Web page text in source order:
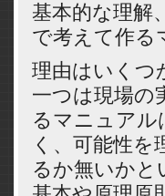
基本的な理解
で考えて作る
理由はいくつ
一つは現場の
るマニュアル
く、可能性を
るか無いかと